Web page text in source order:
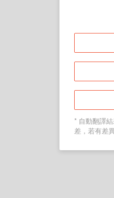
* 自動翻譯
差，若有差